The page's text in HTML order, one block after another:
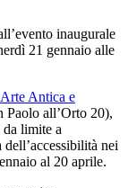
inaugurale
21 gennaio alle
Antica e
Paolo all’Orto 20),
limite a
nei
al 20 aprile.